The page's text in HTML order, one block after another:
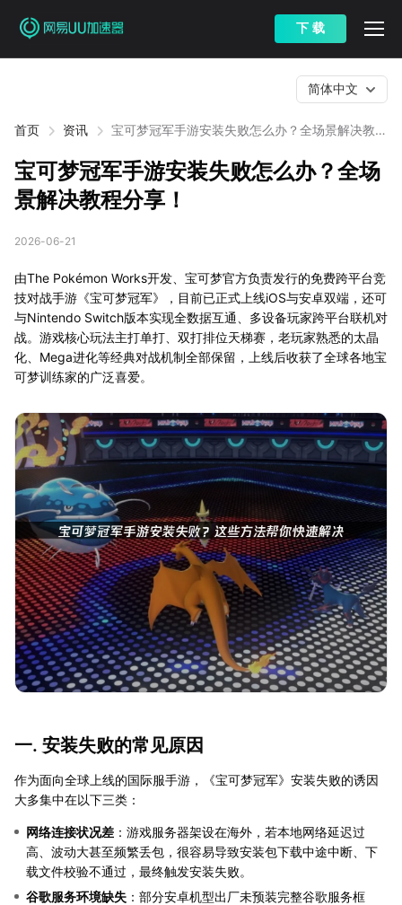
下 载
首页 资讯
宝可梦冠军手游安装失败怎么办？全场景解决教程
简体中文
宝可梦冠军手游安装失败怎么办？全场
景解决教程分享！
2026-06-21
由The Pokémon Works开发、宝可梦官方负责发行的免费跨平台竞
技对战手游《宝可梦冠军》，目前已正式上线iOS与安卓双端，还可
与Nintendo Switch版本实现全数据互通、多设备玩家跨平台联机对
战。游戏核心玩法主打单打、双打排位天梯赛，老玩家熟悉的太晶
化、Mega进化等经典对战机制全部保留，上线后收获了全球各地宝
可梦训练家的广泛喜爱。
一. 安装失败的常见原因
作为面向全球上线的国际服手游，《宝可梦冠军》安装失败的诱因
大多集中在以下三类：
网络连接状况差 ：游戏服务器架设在海外，若本地网络延迟过
高、波动大甚至频繁丢包，很容易导致安装包下载中途中断、下
载文件校验不通过，最终触发安装失败。
谷歌服务环境缺失 ：部分安卓机型出厂未预装完整谷歌服务框